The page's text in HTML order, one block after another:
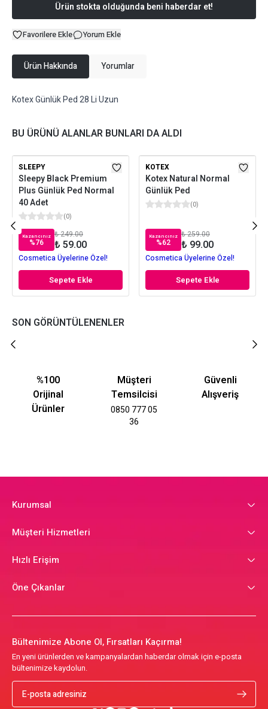
Ürün stokta olduğunda beni haberdar et!
Favorilere Ekle Yorum Ekle
Ürün Hakkında Yorumlar
Kotex Günlük Ped 28 Li Uzun
BU ÜRÜNÜ ALANLAR BUNLARI DA ALDI
SLEEPY
Sleepy Black Premium
Plus Günlük Ped Normal
40 Adet
(0)
Kazancınız
%76
₺ 249.00
₺ 59.00
Cosmetica Üyelerine Özel!
Sepete Ekle
KOTEX
Kotex Natural Normal
Günlük Ped
(0)
Kazancınız
%62
₺ 259.00
₺ 99.00
Cosmetica Üyelerine Özel!
Sepete Ekle
SON GÖRÜNTÜLENENLER
%100
Orijinal
Ürünler
Müşteri
Temsilcisi
0850 777 05
36
Güvenli
Alışveriş
Kurumsal
Müşteri Hizmetleri
Hızlı Erişim
Öne Çıkanlar
Bültenimize Abone Ol, Fırsatları Kaçırma!
En yeni ürünlerden ve kampanyalardan haberdar olmak için e-posta
bültenimize kaydolun.